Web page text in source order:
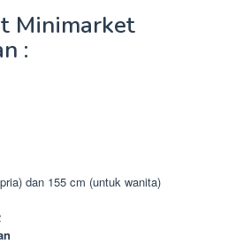
Minimarket
:
dan 155 cm (untuk wanita)